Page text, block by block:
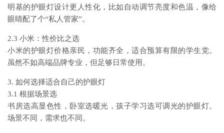
明基的护眼灯设计更人性化，比如自动调节亮度和色温，像给
眼睛配了个“私人管家”。
2.3 小米：性价比之选
小米的护眼灯价格亲民，功能齐全，适合预算有限的学生党。
虽然不如高端品牌专业，但足够日常使用。
3. 如何选择适合自己的护眼灯
3.1 根据场景选
书房选高显色性，卧室选暖光，孩子学习选可调光的护眼灯。
场景不同，需求也不同。